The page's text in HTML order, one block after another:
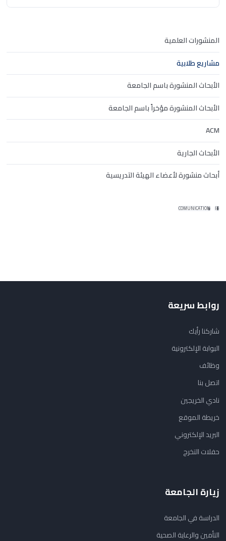
المنشورات العلمية
مشاريع طلابية
الأبحاث المنشورة باسم الجامعة
الأبحاث المنشورة مؤخراً باسم الجامعة
ACM
الأبحاث الجارية
أبحاث منشورة لأعضاء الهيئة التدريسية
IT
COMUNICATION
روابط سريعة
شاركنا رأيك
البوابة الإلكترونية
وظائف
اتصل بنا
نادي الخريجين
خريطة الموقع
البريد الإلكتروني
حفلات التخرج
زيارة الجامعة
الدراسة في الجامعة
التأمين والرعاية الصحية